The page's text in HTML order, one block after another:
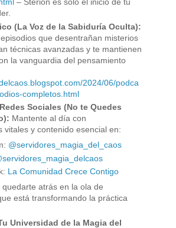
– Sterion es solo el inicio de tu
(La Voz de la Sabiduría Oculta):
que desentrañan misterios
técnicas avanzadas y te mantienen
la vanguardia del pensamiento
2024/06/podca
completos.html
Sociales (No te Quedes
Mantente al día con
vitales y contenido esencial en:
@servidores_magia_del_caos
La Comunidad Crece Contigo
atrás en la ola de
está transformando la práctica
Universidad de la Magia del